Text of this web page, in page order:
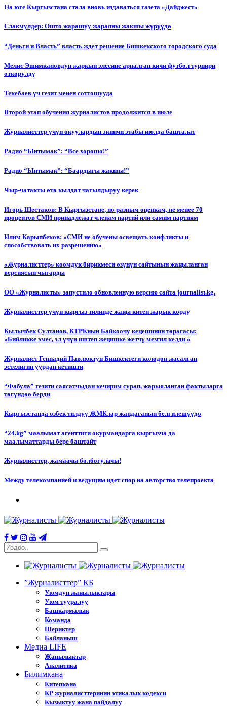
На юге Кыргызстана стала вновь издаваться газета «Дайджест»
Слакмулдер: Ошто жарашуу жараяны жакшы жүрүүдө
“Деньги и Власть” власть ждет решение Бишкекского городского суда
Мелис Эшимкановдун жаркын элесине арналган кичи футбол турнири
өткөрүлдү
Текебаев үч гезит менен соттошууда
Второй этап обучения журналистов продолжится в июле
Журналисттер үчүн окуулардын экинчи этабы июлда башталат
Радио “Ынтымак”: “Все хорошо!”
Радио “Ынтымак”: “Баардыгы жакшы!”
Чыр-чатакты өтө кылдат чагылдыруу керек
Игорь Шестаков: В Кыргызстане, по разным оценкам, не менее 70
процентов СМИ принадлежат членам партий или самим партиям
Илим Карыпбеков: «СМИ не обучены освещать конфликты и
способствовать их разрешению»
«Журналисттер» коомдук бирикмеси өзүнүн сайтынын жаңыланган
версиясын чыгарды
ОО «Журналисты» запустило обновленную версию сайта journalist.kg.
Журналисттер үчүн кыргыз тилинде жаңы китеп жарык көрдү
Кылычбек Султанов, КТРКнын Байкоочу кеңешинин төрагасы:
«Бийликке эмес, эл үчүн иштеп жеңишке жетчү мезгил келди »
Журналист Геннадий Павлюктун Бишкектеги колодон жасалган
эстелигин уурдап кетишти
“Фабула” гезити саясатчыдан кечирим сурап, жарыяланган фактыларга
төгүндөө берди
Кыргызстанда өзбек тилдүү ЖМКлар жандаганын белгилешүүдө
“24.kg” маалымат агенттиги окурмандарга кыргызча да
маалыматтарды бере баштайт
Журналисттер, жамаачы болбогулачы!
Между телекомпанией и ведущим идет спор на авторство телепроекта
”Журналисттер” КБ
Уюмдун жаңылыктары
Уюм тууралуу
Башкармалык
Команда
Шериктер
Байланыш
Медиа LIFE
Жанылыктар
Аналитика
Билимкана
Китепкана
КР журналисттеринин этикалык кодекси
Кызыктуу жана пайдалуу